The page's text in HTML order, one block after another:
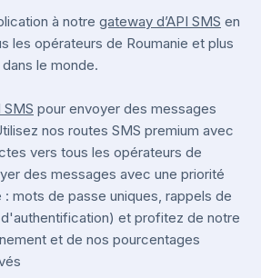
à notre gateway d’API SMS en
les opérateurs de Roumanie et plus
le monde.
pour envoyer des messages
nos routes SMS premium avec
vers tous les opérateurs de
des messages avec une priorité
mots de passe uniques, rappels de
et profitez de notre
et de nos pourcentages